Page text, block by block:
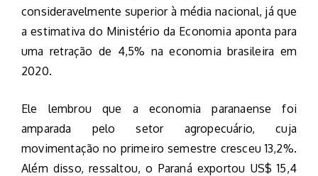
consideravelmente superior à média nacional, já que
a estimativa do Ministério da Economia aponta para
uma retração de 4,5% na economia brasileira em
2020.
Ele lembrou que a economia paranaense foi
amparada pelo setor agropecuário, cuja
movimentação no primeiro semestre cresceu 13,2%.
Além disso, ressaltou, o Paraná exportou US$ 15,4